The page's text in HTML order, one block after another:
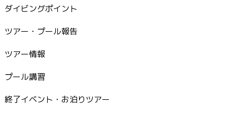
ダイビングポイント
ツアー・プール報告
ツアー情報
プール講習
終了イベント・お泊りツアー